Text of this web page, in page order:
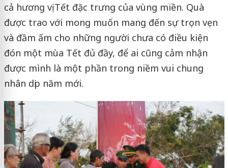
cả hương vị Tết đặc trưng của vùng miền. Quà
được trao với mong muốn mang đến sự trọn vẹn
và đầm ấm cho những người chưa có điều kiện
đón một mùa Tết đủ đầy, để ai cũng cảm nhận
được mình là một phần trong niềm vui chung
nhân dịp năm mới.